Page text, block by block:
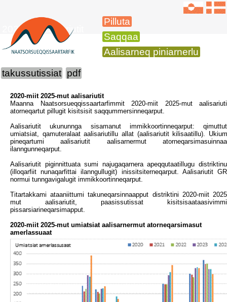
Pilluta
Saqqaa
Aalisarneq piniarnerlu
2025-mi aalisariutit
takussutissiat pdf